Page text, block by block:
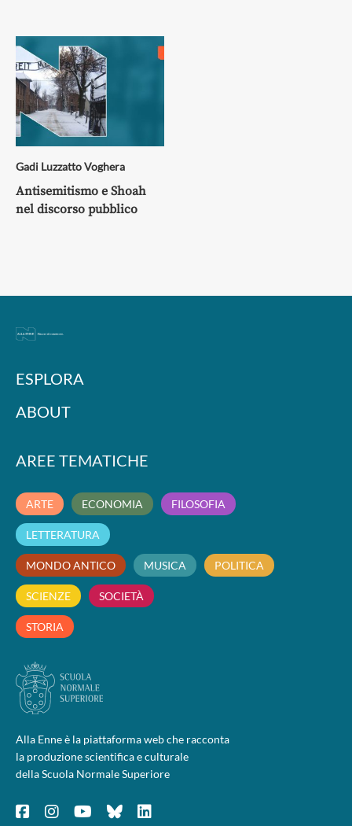
Gadi Luzzatto Voghera
Antisemitismo e Shoah
nel discorso pubblico
ESPLORA
ABOUT
AREE TEMATICHE
ARTE ECONOMIA FILOSOFIA
LETTERATURA
MONDO ANTICO MUSICA POLITICA
SCIENZE SOCIETÀ
STORIA
Alla Enne è la piattaforma web che racconta
la produzione scientifica e culturale
della Scuola Normale Superiore